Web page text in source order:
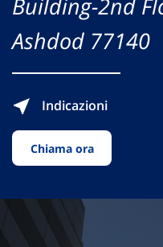
Ashdod 77140
Indicazioni
Chiama ora